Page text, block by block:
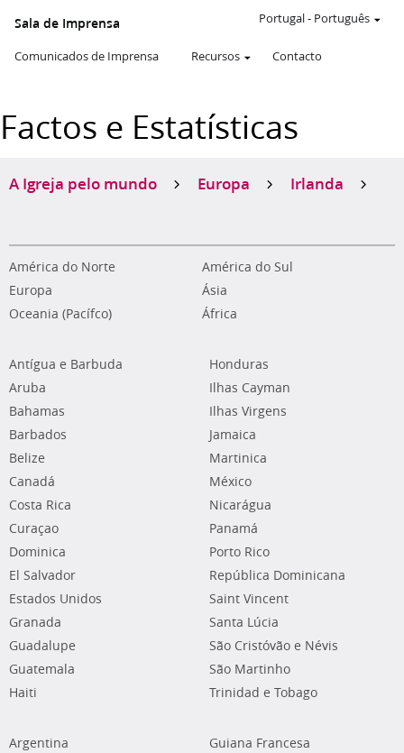
Sala de Imprensa
Comunicados de Imprensa Recursos Contacto
Portugal- Português
Factos e Estatísticas
A Igreja pelo mundo Europa Irlanda
América do Norte
América do Sul
Europa
Ásia
Oceania (Pacífco)
África
Antígua e Barbuda
Aruba
Bahamas
Barbados
Belize
Canadá
Costa Rica
Curaçao
Dominica
El Salvador
Estados Unidos
Granada
Guadalupe
Guatemala
Haiti
Honduras
Ilhas Cayman
Ilhas Virgens
Jamaica
Martinica
México
Nicarágua
Panamá
Porto Rico
República Dominicana
Saint Vincent
Santa Lúcia
São Cristóvão e Névis
São Martinho
Trinidad e Tobago
Argentina
Guiana Francesa